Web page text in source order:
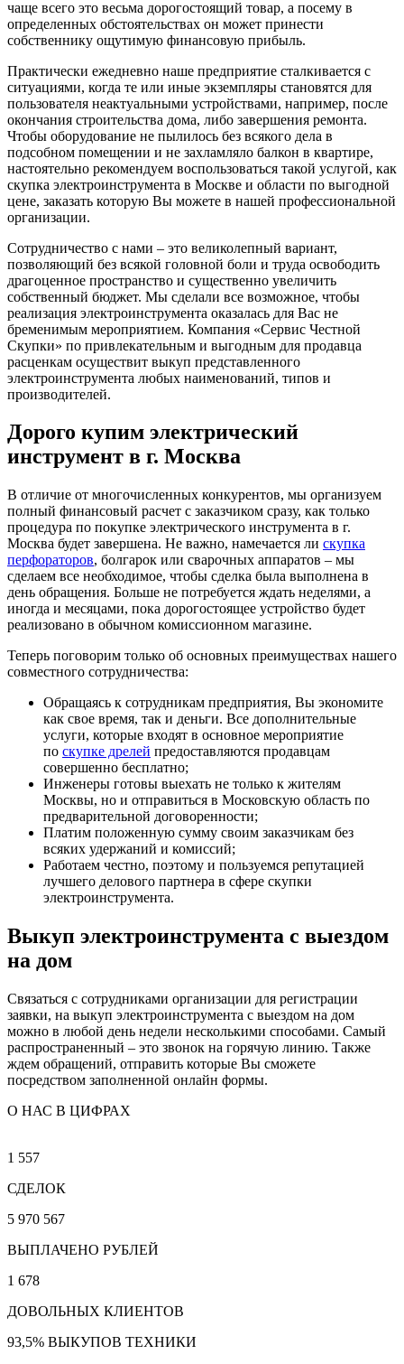
чаще всего это весьма дорогостоящий товар, а посему в
определенных обстоятельствах он может принести
собственнику ощутимую финансовую прибыль.
Практически ежедневно наше предприятие сталкивается с
ситуациями, когда те или иные экземпляры становятся для
пользователя неактуальными устройствами, например, после
окончания строительства дома, либо завершения ремонта.
Чтобы оборудование не пылилось без всякого дела в
подсобном помещении и не захламляло балкон в квартире,
настоятельно рекомендуем воспользоваться такой услугой, как
скупка электроинструмента в Москве и области по выгодной
цене, заказать которую Вы можете в нашей профессиональной
организации.
Сотрудничество с нами – это великолепный вариант,
позволяющий без всякой головной боли и труда освободить
драгоценное пространство и существенно увеличить
собственный бюджет. Мы сделали все возможное, чтобы
реализация электроинструмента оказалась для Вас не
бременимым мероприятием. Компания «Сервис Честной
Скупки» по привлекательным и выгодным для продавца
расценкам осуществит выкуп представленного
электроинструмента любых наименований, типов и
производителей.
Дорого купим электрический
инструмент в г. Москва
В отличие от многочисленных конкурентов, мы организуем
полный финансовый расчет с заказчиком сразу, как только
процедура по покупке электрического инструмента в г.
Москва будет завершена. Не важно, намечается ли скупка
перфораторов, болгарок или сварочных аппаратов – мы
сделаем все необходимое, чтобы сделка была выполнена в
день обращения. Больше не потребуется ждать неделями, а
иногда и месяцами, пока дорогостоящее устройство будет
реализовано в обычном комиссионном магазине.
Теперь поговорим только об основных преимуществах нашего
совместного сотрудничества:
Обращаясь к сотрудникам предприятия, Вы экономите
как свое время, так и деньги. Все дополнительные
услуги, которые входят в основное мероприятие
по скупке дрелей предоставляются продавцам
совершенно бесплатно;
Инженеры готовы выехать не только к жителям
Москвы, но и отправиться в Московскую область по
предварительной договоренности;
Платим положенную сумму своим заказчикам без
всяких удержаний и комиссий;
Работаем честно, поэтому и пользуемся репутацией
лучшего делового партнера в сфере скупки
электроинструмента.
Выкуп электроинструмента с выездом
на дом
Связаться с сотрудниками организации для регистрации
заявки, на выкуп электроинструмента с выездом на дом
можно в любой день недели несколькими способами. Самый
распространенный – это звонок на горячую линию. Также
ждем обращений, отправить которые Вы сможете
посредством заполненной онлайн формы.
О НАС В ЦИФРАХ
1 557
СДЕЛОК
5 970 567
ВЫПЛАЧЕНО РУБЛЕЙ
1 678
ДОВОЛЬНЫХ КЛИЕНТОВ
93,5% ВЫКУПОВ ТЕХНИКИ